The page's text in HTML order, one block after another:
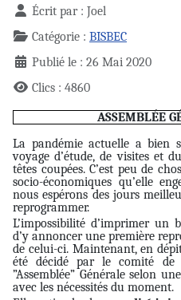
Écrit par : Joel
Catégorie : BISBEC
Publié le : 26 Mai 2020
Clics : 4860
ASSEMBLÉE
La pandémie actuelle a bien
voyage d’étude, de visites et
têtes coupées. C’est peu de
socio-économiques qu’elle
nous espérons des jours
reprogrammer.
L’impossibilité d’imprimer
d’y annoncer une première
de celui-ci. Maintenant, en
été décidé par le comité
”Assemblée” Générale selon
avec les nécessités du moment.